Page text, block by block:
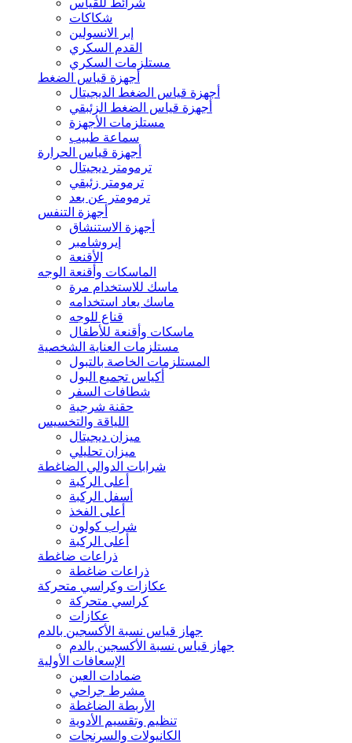
شرائط للقياس
شكاكات
إبر الانسولين
القدم السكري
مستلزمات السكري
أجهزة قياس الضغط
أجهزة قياس الضغط الديجيتال
أجهزة قياس الضغط الزئبقي
مستلزمات الأجهزة
سماعة طبيب
أجهزة قياس الحرارة
ترمومتر ديجيتال
ترمومتر زئبقي
ترمومتر عن بعد
أجهزة التنفس
أجهزة الاستنشاق
إيروشامبر
الأقنعة
الماسكات وأقنعة الوجه
ماسك للاستخدام مرة
ماسك يعاد استخدامه
قناع للوجه
ماسكات وأقنعة للأطفال
مستلزمات العناية الشخصية
المستلزمات الخاصة بالتبول
أكياس تجميع البول
شطافات السفر
حقنة شرجية
اللياقة والتخسيس
ميزان ديجيتال
ميزان تحليلي
شرابات الدوالي الضاغطة
أعلى الركبة
أسفل الركبة
أعلى الفخذ
شراب كولون
أعلى الركبة
ذراعات ضاغطة
ذراعات ضاغطة
عكازات وكراسي متحركة
كراسي متحركة
عكازات
جهاز قياس نسبة الأكسجين بالدم
جهاز قياس نسبة الأكسجين بالدم
الإسعافات الأولية
ضمادات العين
مشرط جراحي
الأربطة الضاغطة
تنظيم وتقسيم الأدوية
الكانيولات والسرنجات